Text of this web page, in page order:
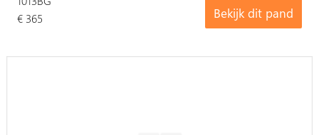
Bekijk dit pand
€ 365